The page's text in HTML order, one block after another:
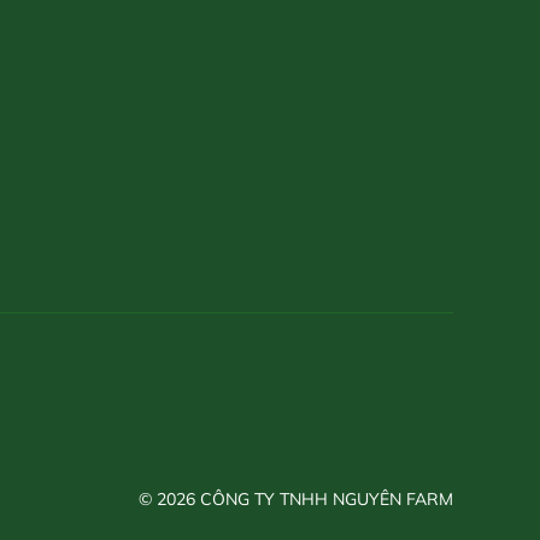
© 2026 CÔNG TY TNHH NGUYÊN FARM